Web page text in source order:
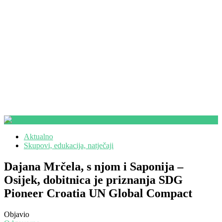
Aktualno
Skupovi, edukacija, natječaji
Dajana Mrčela, s njom i Saponija –
Osijek, dobitnica je priznanja SDG
Pioneer Croatia UN Global Compact
Objavio